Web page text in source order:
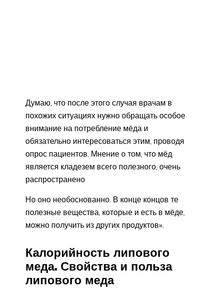
Думаю, что после этого случая врачам в
похожих ситуациях нужно обращать особое
внимание на потребление мёда и
обязательно интересоваться этим, проводя
опрос пациентов. Мнение о том, что мёд
является кладезем всего полезного, очень
распространено
Но оно необоснованно. В конце концов те
полезные вещества, которые и есть в мёде,
можно получить из других продуктов».
Калорийность липового
меда. Свойства и польза
липового меда